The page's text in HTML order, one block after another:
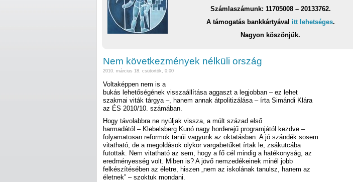
Számlaszámunk: 11705008 – 20133762.
A támogatás bankkártyával itt lehetséges.
Nagyon köszönjük.
Nem következmények nélküli ország
2010. március 18. csütörtök, 0:00
Voltaképpen nem is a
bukás lehetőségének visszaállítása aggaszt a legjobban – ez lehet
szakmai viták tárgya –, hanem annak átpolitizálása – írta Simándi Klára
az ÉS 2010/10. számában.
Hogy távolabbra ne nyúljak vissza, a múlt század első
harmadától – Klebelsberg Kunó nagy horderejű programjától kezdve –
folyamatosan reformok tanúi vagyunk az oktatásban. A jó szándék sosem
vitatható, de a megoldások olykor vargabetűket írtak le, zsákutcába
futottak. Nem vitatható az sem, hogy a fő cél mindig a hatékonyság, az
eredményesség volt. Miben is? A jövő nemzedékeinek minél jobb
felkészítésében az életre, hiszen „nem az iskolának tanulsz, hanem az
életnek” – szoktuk mondani.